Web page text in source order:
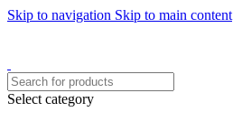
Skip to navigation Skip to main content
Select category